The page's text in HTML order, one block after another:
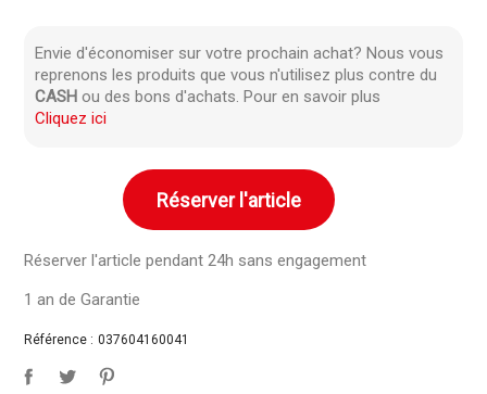
Envie d'économiser sur votre prochain achat? Nous vous
reprenons les produits que vous n'utilisez plus contre du
CASH ou des bons d'achats. Pour en savoir plus
Cliquez ici
Réserver l'article
Réserver l'article pendant 24h sans engagement
1 an de Garantie
Référence : 037604160041